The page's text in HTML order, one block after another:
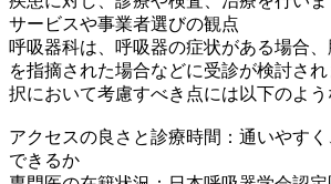
サービスや事業者選びの観点
呼吸器科は、呼吸器の症状がある場合
を指摘された場合などに受診が検討さ
択において考慮すべき点には以下のよう
アクセスの良さと診療時間：通いやす
できるか